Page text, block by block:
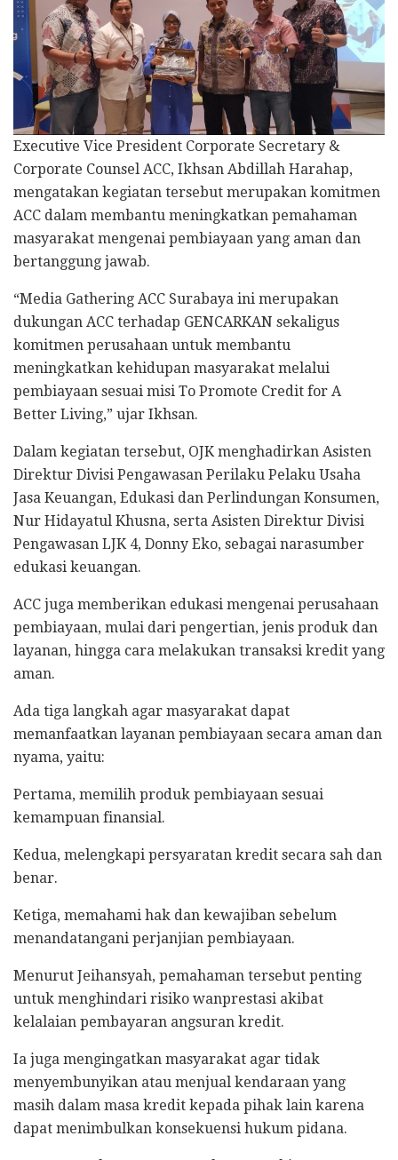
Executive Vice President Corporate Secretary &
Corporate Counsel ACC, Ikhsan Abdillah Harahap,
mengatakan kegiatan tersebut merupakan komitmen
ACC dalam membantu meningkatkan pemahaman
masyarakat mengenai pembiayaan yang aman dan
bertanggung jawab.
“Media Gathering ACC Surabaya ini merupakan
dukungan ACC terhadap GENCARKAN sekaligus
komitmen perusahaan untuk membantu
meningkatkan kehidupan masyarakat melalui
pembiayaan sesuai misi To Promote Credit for A
Better Living,” ujar Ikhsan.
Dalam kegiatan tersebut, OJK menghadirkan Asisten
Direktur Divisi Pengawasan Perilaku Pelaku Usaha
Jasa Keuangan, Edukasi dan Perlindungan Konsumen,
Nur Hidayatul Khusna, serta Asisten Direktur Divisi
Pengawasan LJK 4, Donny Eko, sebagai narasumber
edukasi keuangan.
ACC juga memberikan edukasi mengenai perusahaan
pembiayaan, mulai dari pengertian, jenis produk dan
layanan, hingga cara melakukan transaksi kredit yang
aman.
Ada tiga langkah agar masyarakat dapat
memanfaatkan layanan pembiayaan secara aman dan
nyama, yaitu:
Pertama, memilih produk pembiayaan sesuai
kemampuan finansial.
Kedua, melengkapi persyaratan kredit secara sah dan
benar.
Ketiga, memahami hak dan kewajiban sebelum
menandatangani perjanjian pembiayaan.
Menurut Jeihansyah, pemahaman tersebut penting
untuk menghindari risiko wanprestasi akibat
kelalaian pembayaran angsuran kredit.
Ia juga mengingatkan masyarakat agar tidak
menyembunyikan atau menjual kendaraan yang
masih dalam masa kredit kepada pihak lain karena
dapat menimbulkan konsekuensi hukum pidana.